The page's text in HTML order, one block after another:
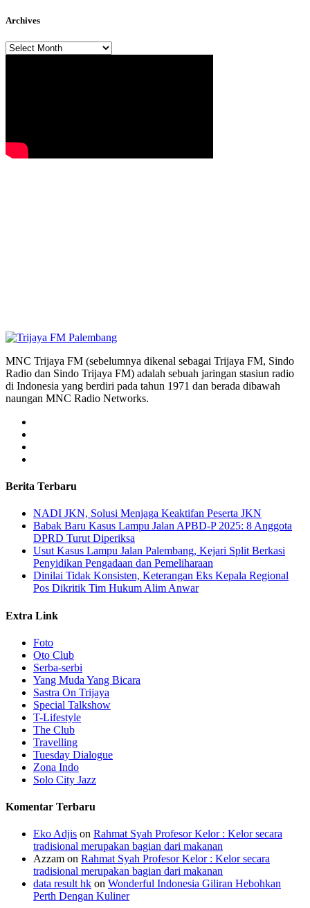
Archives
Archives
MNC Trijaya FM (sebelumnya dikenal sebagai Trijaya FM, Sindo
Radio dan Sindo Trijaya FM) adalah sebuah jaringan stasiun radio
di Indonesia yang berdiri pada tahun 1971 dan berada dibawah
naungan MNC Radio Networks.
Berita Terbaru
NADI JKN, Solusi Menjaga Keaktifan Peserta JKN
Babak Baru Kasus Lampu Jalan APBD-P 2025: 8 Anggota
DPRD Turut Diperiksa
Usut Kasus Lampu Jalan Palembang, Kejari Split Berkasi
Penyidikan Pengadaan dan Pemeliharaan
Dinilai Tidak Konsisten, Keterangan Eks Kepala Regional
Pos Dikritik Tim Hukum Alim Anwar
Extra Link
Foto
Oto Club
Serba-serbi
Yang Muda Yang Bicara
Sastra On Trijaya
Special Talkshow
T-Lifestyle
The Club
Travelling
Tuesday Dialogue
Zona Indo
Solo City Jazz
Komentar Terbaru
Eko Adjis on Rahmat Syah Profesor Kelor : Kelor secara
tradisional merupakan bagian dari makanan
Azzam on Rahmat Syah Profesor Kelor : Kelor secara
tradisional merupakan bagian dari makanan
data result hk on Wonderful Indonesia Giliran Hebohkan
Perth Dengan Kuliner